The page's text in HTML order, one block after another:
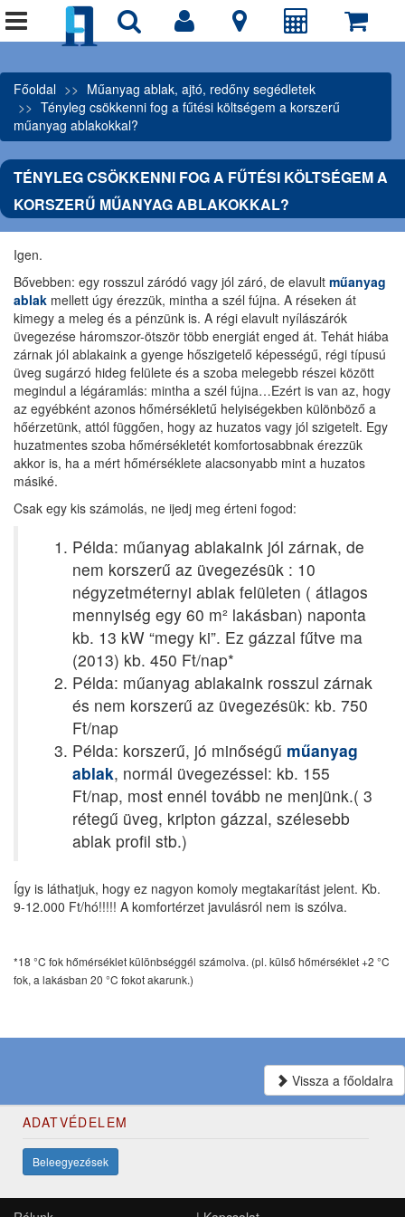
Főoldal
Műanyag ablak, ajtó, redőny segédletek
Tényleg csökkenni fog a fűtési költségem a korszerű
műanyag ablakokkal?
TÉNYLEG CSÖKKENNI FOG A FŰTÉSI KÖLTSÉGEM A
KORSZERŰ MŰANYAG ABLAKOKKAL?
Igen.
Bővebben: egy rosszul záródó vagy jól záró, de elavult műanyag
ablak mellett úgy érezzük, mintha a szél fújna. A réseken át
kimegy a meleg és a pénzünk is. A régi elavult nyílászárók
üvegezése háromszor-ötször több energiát enged át. Tehát hiába
zárnak jól ablakaink a gyenge hőszigetelő képességű, régi típusú
üveg sugárzó hideg felülete és a szoba melegebb részei között
megindul a légáramlás: mintha a szél fújna…Ezért is van az, hogy
az egyébként azonos hőmérsékletű helyiségekben különböző a
hőérzetünk, attól függően, hogy az huzatos vagy jól szigetelt. Egy
huzatmentes szoba hőmérsékletét komfortosabbnak érezzük
akkor is, ha a mért hőmérséklete alacsonyabb mint a huzatos
másiké.
Csak egy kis számolás, ne ijedj meg érteni fogod:
Példa: műanyag ablakaink jól zárnak, de
nem korszerű az üvegezésük : 10
négyzetméternyi ablak felületen ( átlagos
mennyiség egy 60 m² lakásban) naponta
kb. 13 kW “megy ki”. Ez gázzal fűtve ma
(2013) kb. 450 Ft/nap*
Példa: műanyag ablakaink rosszul zárnak
és nem korszerű az üvegezésük: kb. 750
Ft/nap
Példa: korszerű, jó minőségű műanyag
ablak, normál üvegezéssel: kb. 155
Ft/nap, most ennél tovább ne menjünk.( 3
rétegű üveg, kripton gázzal, szélesebb
ablak profil stb.)
Így is láthatjuk, hogy ez nagyon komoly megtakarítást jelent. Kb.
9-12.000 Ft/hó!!!!! A komfortérzet javulásról nem is szólva.
*18 °C fok hőmérséklet különbséggél számolva. (pl. külső hőmérséklet +2 °C
fok, a lakásban 20 °C fokot akarunk.)
Vissza a főoldalra
ADATVÉDELEM
Beleegyezések